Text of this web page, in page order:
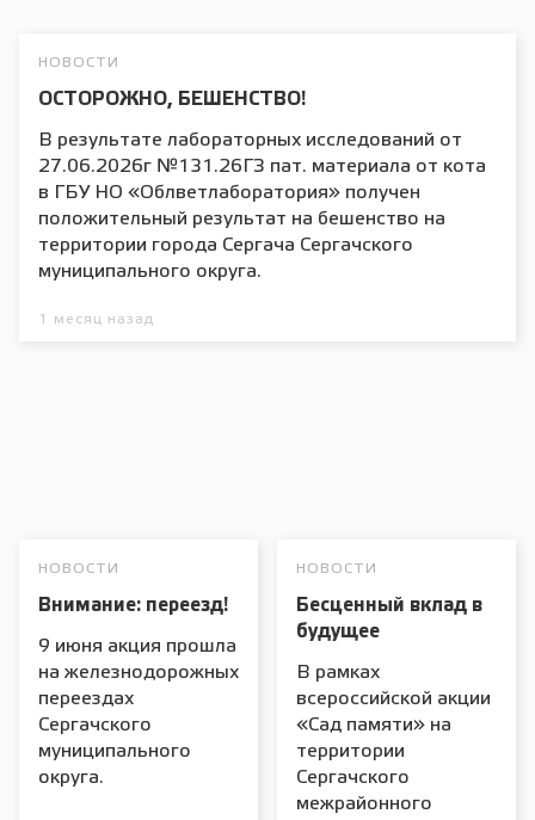
НОВОСТИ
ОСТОРОЖНО, БЕШЕНСТВО!
В результате лабораторных исследований от
27.06.2026г №131.26ГЗ пат. материала от кота
в ГБУ НО «Облветлаборатория» получен
положительный результат на бешенство на
территории города Сергача Сергачского
муниципального округа.
1 месяц назад
НОВОСТИ
Внимание: переезд!
9 июня акция прошла
на железнодорожных
переездах
Сергачского
муниципального
округа.
НОВОСТИ
Бесценный вклад в
будущее
В рамках
всероссийской акции
«Сад памяти» на
территории
Сергачского
межрайонного